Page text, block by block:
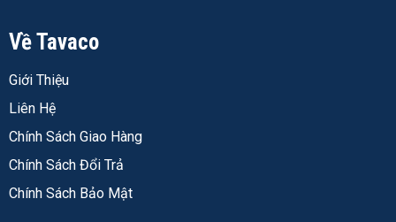
Về Tavaco
Giới Thiệu
Liên Hệ
Chính Sách Giao Hàng
Chính Sách Đổi Trả
Chính Sách Bảo Mật